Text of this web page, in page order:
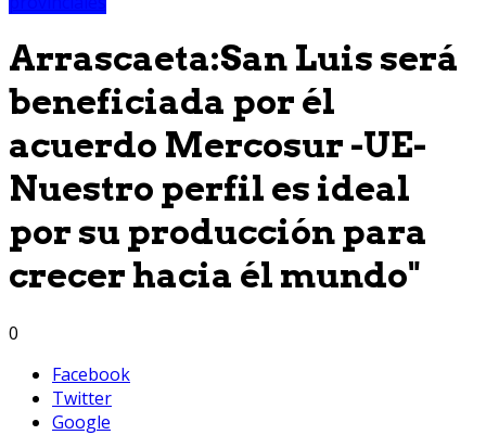
Arrascaeta:San Luis será
beneficiada por él
acuerdo Mercosur -UE-
Nuestro perfil es ideal
por su producción para
crecer hacia él mundo"
0
Facebook
Twitter
Google